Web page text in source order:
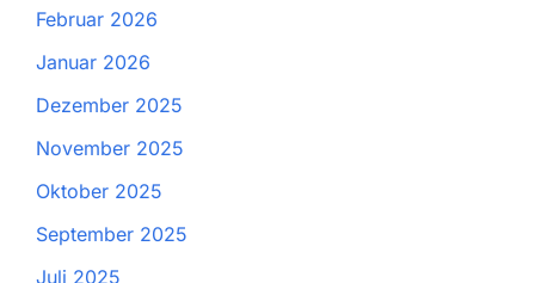
Februar 2026
Januar 2026
Dezember 2025
November 2025
Oktober 2025
September 2025
Juli 2025